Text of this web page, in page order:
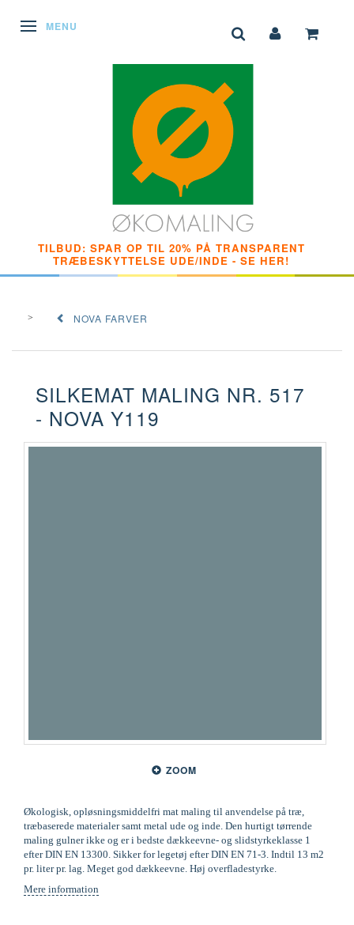
SKIFTE NAVIGATION
MENU
TILBUD: SPAR OP TIL 20% PÅ TRANSPARENT
TRÆBESKYTTELSE UDE/INDE - SE HER!
NOVA FARVER
SILKEMAT MALING NR. 517
- NOVA Y119
ZOOM
Økologisk, opløsningsmiddelfri mat maling til anvendelse på træ,
træbaserede materialer samt metal ude og inde. Den hurtigt tørrende
maling gulner ikke og er i bedste dækkeevne- og slidstyrkeklasse 1
efter DIN EN 13300. Sikker for legetøj efter DIN EN 71-3. Indtil 13 m2
pr. liter pr. lag. Meget god dækkeevne. Høj overfladestyrke.
Mere information